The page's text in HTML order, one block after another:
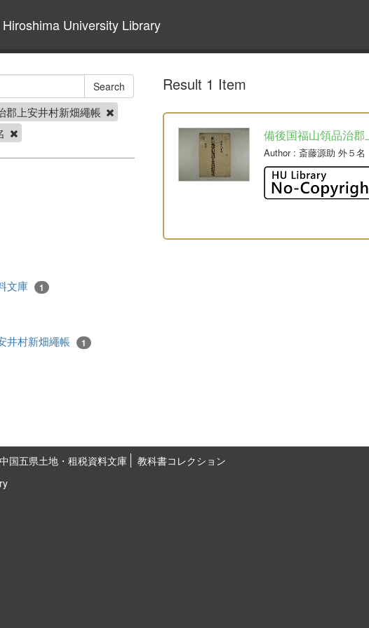
University Library
郡上安井村新畑繩帳
文庫 1
井村新畑繩帳 1
Result 1 Item
備後国福山領品治
Author: 斎藤源助 外５名
中国五県土地・租税資料文庫
教科書コレクション